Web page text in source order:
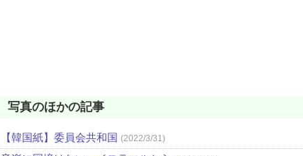
写真のほかの記事
【韓国紙】委員会共和国 (2022/3/31)